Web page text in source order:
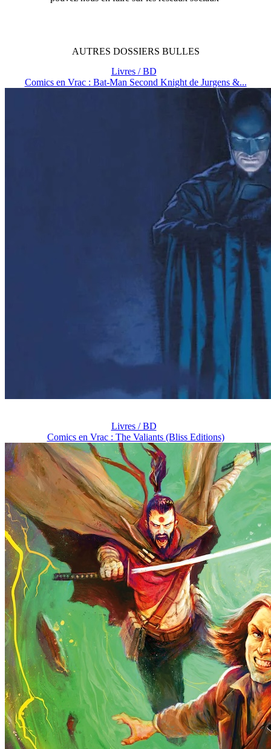
AUTRES DOSSIERS BULLES
Livres / BD
Comics en Vrac : Bat-Man Second Knight de Jurgens &...
Livres / BD
Comics en Vrac : The Valiants (Bliss Editions)